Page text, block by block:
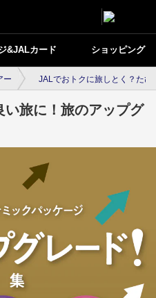
&JALカード ショッピング
ー JALでおトクに旅しとく？たび
旅に！旅のアップグ